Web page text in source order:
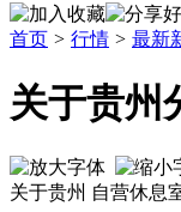
首页 > 行情 > 最新
关于贵州
关于贵州 自营休息